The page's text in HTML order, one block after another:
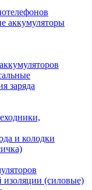
аккумуляторы
заряда
и колодки
изоляции (силовые)